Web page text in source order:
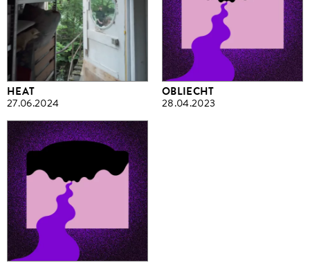
HEAT
27.06.2024
OBLIECHT
28.04.2023